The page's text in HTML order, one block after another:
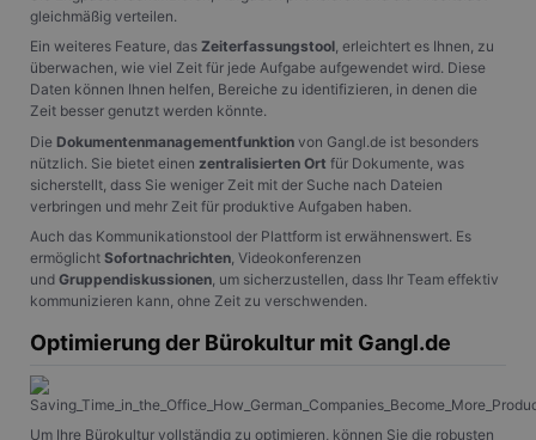
gleichmäßig verteilen.
Ein weiteres Feature, das Zeiterfassungstool, erleichtert es Ihnen, zu
überwachen, wie viel Zeit für jede Aufgabe aufgewendet wird. Diese
Daten können Ihnen helfen, Bereiche zu identifizieren, in denen die
Zeit besser genutzt werden könnte.
Die Dokumentenmanagementfunktionvon Gangl.de ist besonders
nützlich. Sie bietet einen zentralisierten Ort für Dokumente, was
sicherstellt, dass Sie weniger Zeit mit der Suche nach Dateien
verbringen und mehr Zeit für produktive Aufgaben haben.
Auch das Kommunikationstool der Plattform ist erwähnenswert. Es
ermöglicht Sofortnachrichten, Videokonferenzen
und Gruppendiskussionen, um sicherzustellen, dass Ihr Team effektiv
kommunizieren kann, ohne Zeit zu verschwenden.
Optimierung der Bürokultur mit Gangl.de
Um Ihre Bürokultur vollständig zu optimieren, können Sie die robusten